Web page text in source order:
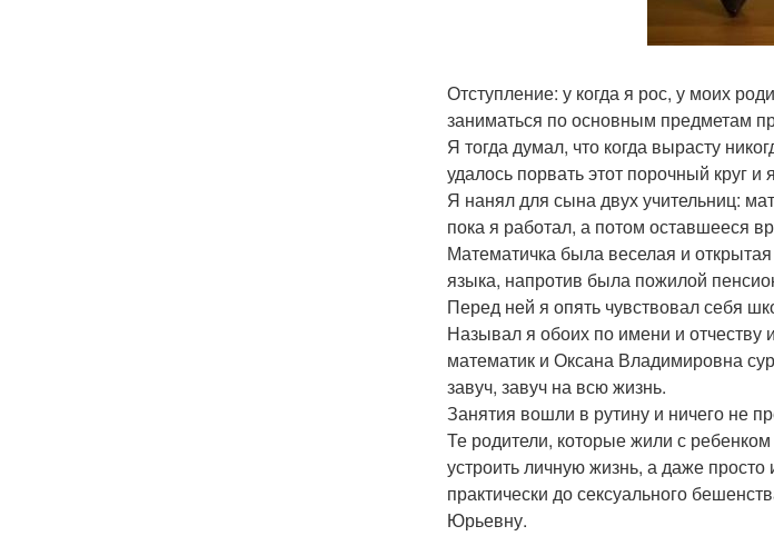
Отступление: у когда я рос, у моих
заниматься по основным предметам
Я тогда думал, что когда вырасту
удалось порвать этот порочный круг
Я нанял для сына двух учительниц:
пока я работал, а потом оставшееся
Математичка была веселая и
языка, напротив была пожилой
Перед ней я опять чувствовал себя
Называл я обоих по имени и
математик и Оксана Владимировна
завуч, завуч на всю жизнь.
Занятия вошли в рутину и ничего не
Те родители, которые жили с
устроить личную жизнь, а даже
практически до сексуального
Юрьевну.